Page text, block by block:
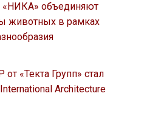
«НИКА» объединяют
животных в рамках
«Текта Групп» стал
Architecture